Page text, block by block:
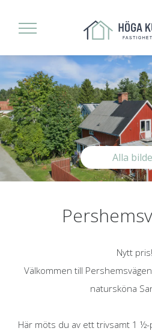
Alla
Nytt pris!
Välkommen till
natursköna
Här möts du av ett trivsamt 1